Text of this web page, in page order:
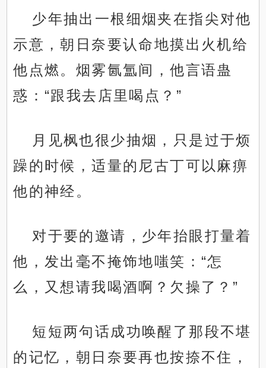
少年抽出一根细烟夹在指尖对他
示意，朝日奈要认命地摸出火机给
他点燃。烟雾氤氲间，他言语蛊
惑：“跟我去店里喝点？”
月见枫也很少抽烟，只是过于烦
躁的时候，适量的尼古丁可以麻痹
他的神经。
对于要的邀请，少年抬眼打量着
他，发出毫不掩饰地嗤笑：“怎
么，又想请我喝酒啊？欠操了？”
短短两句话成功唤醒了那段不堪
的记忆，朝日奈要再也按捺不住，